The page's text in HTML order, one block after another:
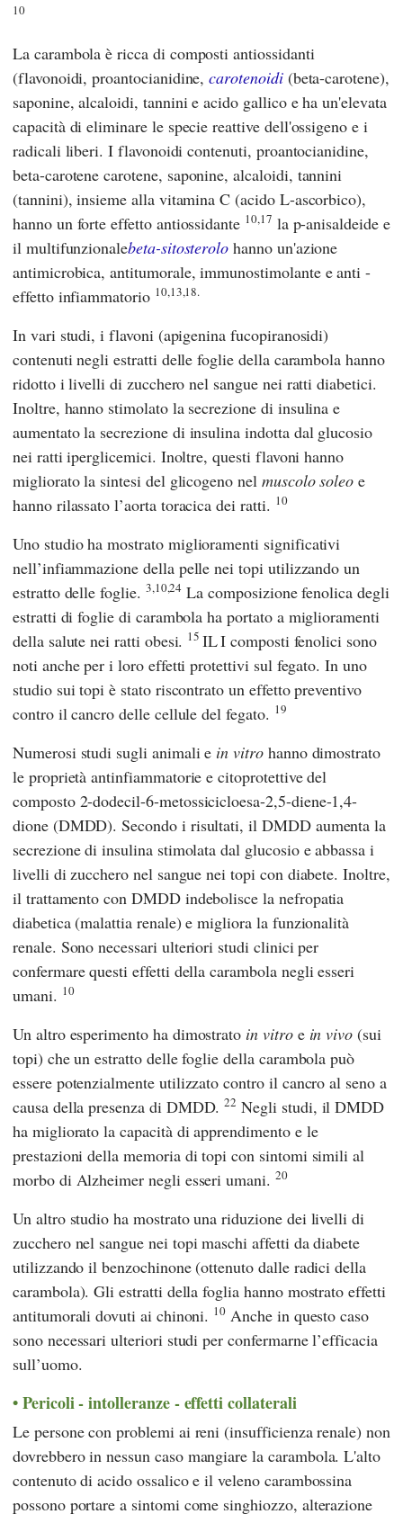
10
La carambola è ricca di composti antiossidanti
(flavonoidi, proantocianidine,carotenoidi(beta-carotene),
saponine, alcaloidi, tannini e acido gallico e ha un'elevata
capacità di eliminare le specie reattive dell'ossigeno e i
radicali liberi. I flavonoidi contenuti, proantocianidine,
beta-carotene carotene, saponine, alcaloidi, tannini
(tannini), insieme alla vitamina C (acido L-ascorbico),
hanno un forte effetto antiossidante 10,17 la p-anisaldeide e
il multifunzionalebeta-sitosterolo hanno un'azione
antimicrobica, antitumorale, immunostimolante e anti -
effetto infiammatorio 10,13,18.
In vari studi, i flavoni (apigenina fucopiranosidi)
contenuti negli estratti delle foglie della carambola hanno
ridotto i livelli di zucchero nel sangue nei ratti diabetici.
Inoltre, hanno stimolato la secrezione di insulina e
aumentato la secrezione di insulina indotta dal glucosio
nei ratti iperglicemici. Inoltre, questi flavoni hanno
migliorato la sintesi del glicogeno nel muscolo soleo e
hanno rilassato l’aorta toracica dei ratti. 10
Uno studio ha mostrato miglioramenti significativi
nell’infiammazione della pelle nei topi utilizzando un
estratto delle foglie. 3,10,24 La composizione fenolica degli
estratti di foglie di carambola ha portato a miglioramenti
della salute nei ratti obesi. 15 ILI composti fenolici sono
noti anche per i loro effetti protettivi sul fegato. In uno
studio sui topi è stato riscontrato un effetto preventivo
contro il cancro delle cellule del fegato. 19
Numerosi studi sugli animali e in vitrohanno dimostrato
le proprietà antinfiammatorie e citoprotettive del
composto 2-dodecil-6-metossicicloesa-2,5-diene-1,4-
dione (DMDD). Secondo i risultati, il DMDD aumenta la
secrezione di insulina stimolata dal glucosio e abbassa i
livelli di zucchero nel sangue nei topi con diabete. Inoltre,
il trattamento con DMDD indebolisce la nefropatia
diabetica (malattia renale) e migliora la funzionalità
renale. Sono necessari ulteriori studi clinici per
confermare questi effetti della carambola negli esseri
umani. 10
Un altro esperimento ha dimostrato in vitroe in vivo (sui
topi) che un estratto delle foglie della carambola può
essere potenzialmente utilizzato contro il cancro al seno a
causa della presenza di DMDD.22 Negli studi, il DMDD
ha migliorato la capacità di apprendimento e le
prestazioni della memoria di topi con sintomi simili al
morbo di Alzheimer negli esseri umani. 20
Un altro studio ha mostrato una riduzione dei livelli di
zucchero nel sangue nei topi maschi affetti da diabete
utilizzando il benzochinone (ottenuto dalle radici della
carambola). Gli estratti della foglia hanno mostrato effetti
antitumorali dovuti ai chinoni. 10 Anche in questo caso
sono necessari ulteriori studi per confermarne l’efficacia
sull’uomo.
Pericoli - intolleranze - effetti collaterali
Le persone con problemi ai reni (insufficienza renale) non
dovrebbero in nessun caso mangiare la carambola. L'alto
contenuto di acido ossalico e il veleno carambossina
possono portare a sintomi come singhiozzo, alterazione